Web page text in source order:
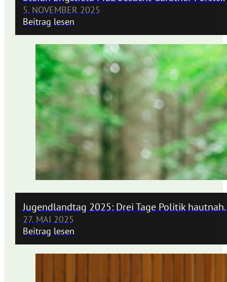
5. NOVEMBER 2025
Beitrag lesen
Jugendlandtag 2025: Drei Tage Politik
27. MAI 2025
Beitrag lesen